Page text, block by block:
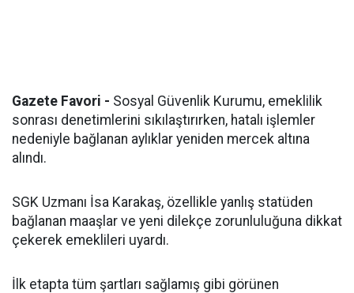
Gazete Favori - Sosyal Güvenlik Kurumu, emeklilik
sonrası denetimlerini sıkılaştırırken, hatalı işlemler
nedeniyle bağlanan aylıklar yeniden mercek altına
alındı.
SGK Uzmanı İsa Karakaş, özellikle yanlış statüden
bağlanan maaşlar ve yeni dilekçe zorunluluğuna dikkat
çekerek emeklileri uyardı.
İlk etapta tüm şartları sağlamış gibi görünen